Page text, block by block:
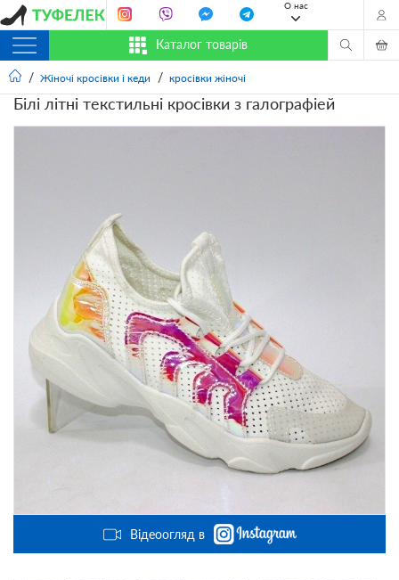
О нас
Каталог товарів
Жіночі кросівки і кеди кросівки жіночі
Білі літні текстильні кросівки з галографіей
Відеоогляд в